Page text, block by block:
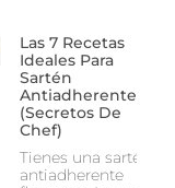
Las 7 Recetas
Ideales Para
Sartén
Antiadherente
(Secretos De
Chef)
Tienes una sartén
antiadherente